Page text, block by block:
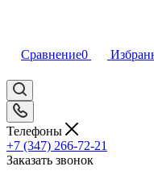
Сравнение0
Телефоны
+7 (347) 266-72-21
Заказать звонок